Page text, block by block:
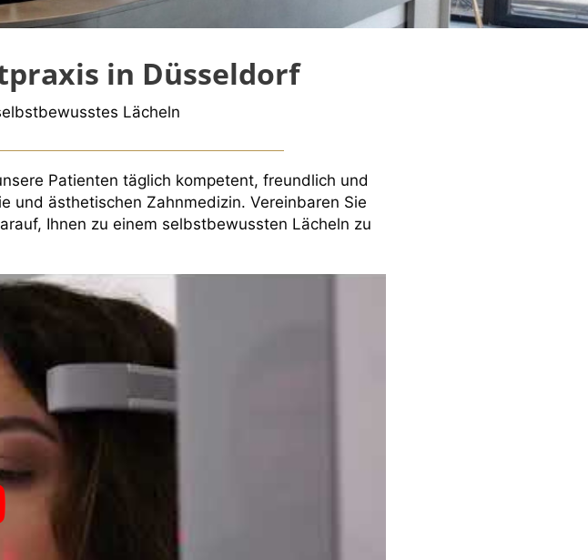
in Düsseldorf
Lächeln
Patienten täglich kompetent, freundlich und
und ästhetischen Zahnmedizin. Vereinbaren Sie
Ihnen zu einem selbstbewussten Lächeln zu